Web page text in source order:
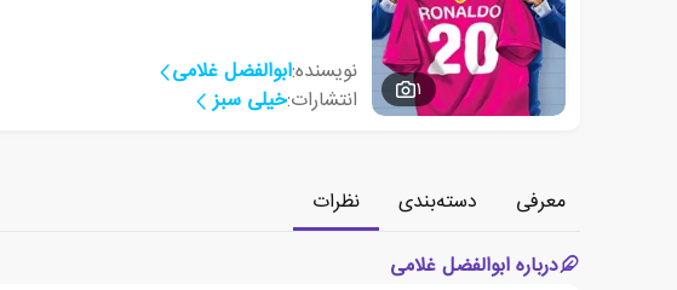
1
نویسنده:ابوالفضل غلامی
انتشارات:خیلی سبز
معرفی دسته‌بندی
نظرات
درباره ابوالفضل غلامی